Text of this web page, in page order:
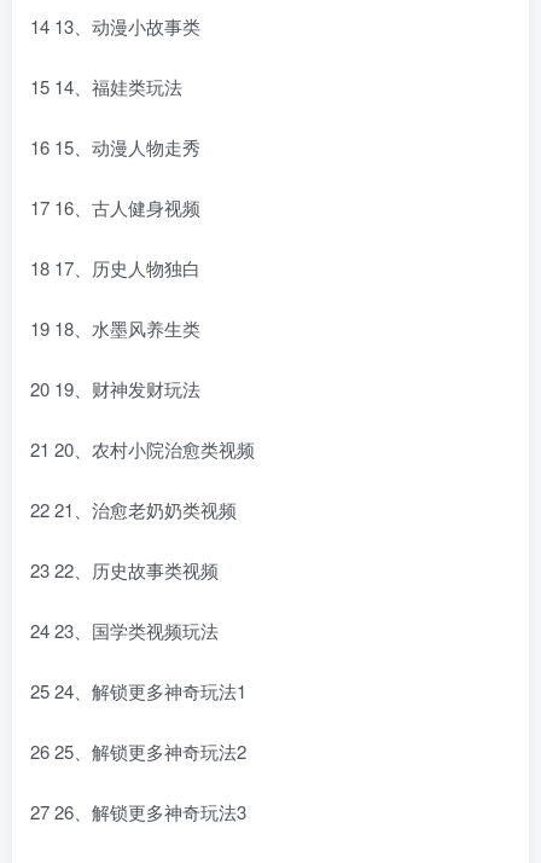
14 13、动漫小故事类
15 14、福娃类玩法
16 15、动漫人物走秀
17 16、古人健身视频
18 17、历史人物独白
19 18、水墨风养生类
20 19、财神发财玩法
21 20、农村小院治愈类视频
22 21、治愈老奶奶类视频
23 22、历史故事类视频
24 23、国学类视频玩法
25 24、解锁更多神奇玩法1
26 25、解锁更多神奇玩法2
27 26、解锁更多神奇玩法3